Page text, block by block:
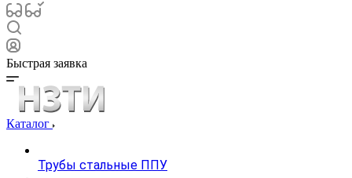
Быстрая заявка
Каталог
Трубы стальные ППУ